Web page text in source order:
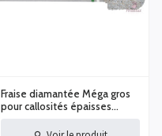
Fraise diamantée Méga gros
pour callosités épaisses
Diamètre au choix